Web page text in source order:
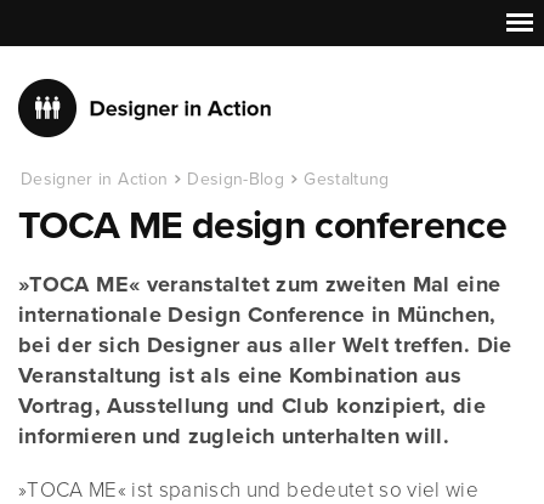
Designer in Action Design-Blog Gestaltung
TOCA ME design conference
»TOCA ME« veranstaltet zum zweiten Mal eine
internationale Design Conference in München,
bei der sich Designer aus aller Welt treffen. Die
Veranstaltung ist als eine Kombination aus
Vortrag, Ausstellung und Club konzipiert, die
informieren und zugleich unterhalten will.
»TOCA ME« ist spanisch und bedeutet so viel wie